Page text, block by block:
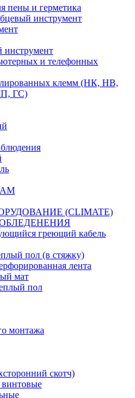
пены и герметика
инструмент
инструмент
и телефонных
клемм (НК, НВ,
ГС)
(CLIMATE)
греющий кабель
пол (в стяжку)
лента
мат
пол
монтажа
скотч)